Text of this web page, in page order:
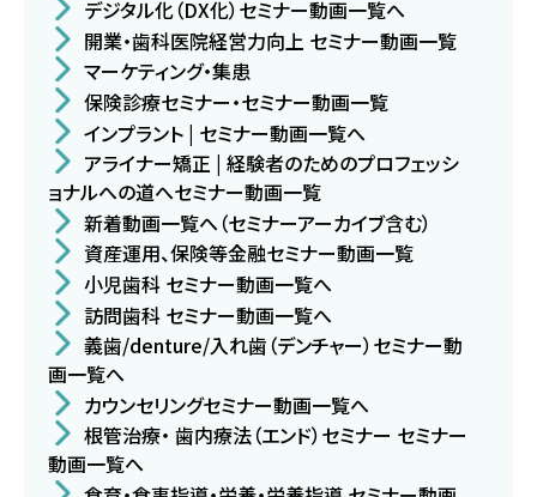
デジタル化（DX化）セミナー動画一覧へ
開業・歯科医院経営力向上 セミナー動画一覧
マーケティング・集患
保険診療セミナー・セミナー動画一覧
インプラント | セミナー動画一覧へ
アライナー矯正 | 経験者のためのプロフェッシ
ョナルへの道へセミナー動画一覧
新着動画一覧へ（セミナーアーカイブ含む）
資産運用、保険等金融セミナー動画一覧
小児歯科 セミナー動画一覧へ
訪問歯科 セミナー動画一覧へ
義歯/denture/入れ歯（デンチャー）セミナー動
画一覧へ
カウンセリングセミナー動画一覧へ
根管治療・ 歯内療法（エンド）セミナー セミナー
動画一覧へ